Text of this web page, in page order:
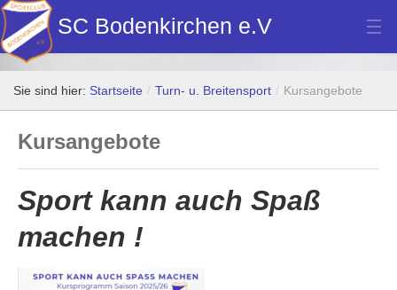
SC Bodenkirchen e.V
Hauptverein
Fußball
Stockschützen
Turn- u. Breitensport
Sie sind hier: Startseite / Turn- u. Breitensport / Kursangebote
Kursangebote
Sport kann auch Spaß
machen !